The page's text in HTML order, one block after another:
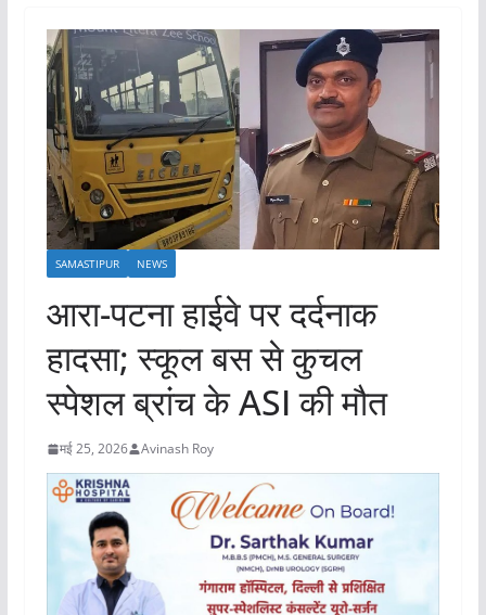
SAMASTIPUR NEWS
आरा-पटना हाईवे पर दर्दनाक
हादसा; स्‍कूल बस से कुचल
स्पेशल ब्रांच के ASI की मौत
मई 25, 2026 Avinash Roy